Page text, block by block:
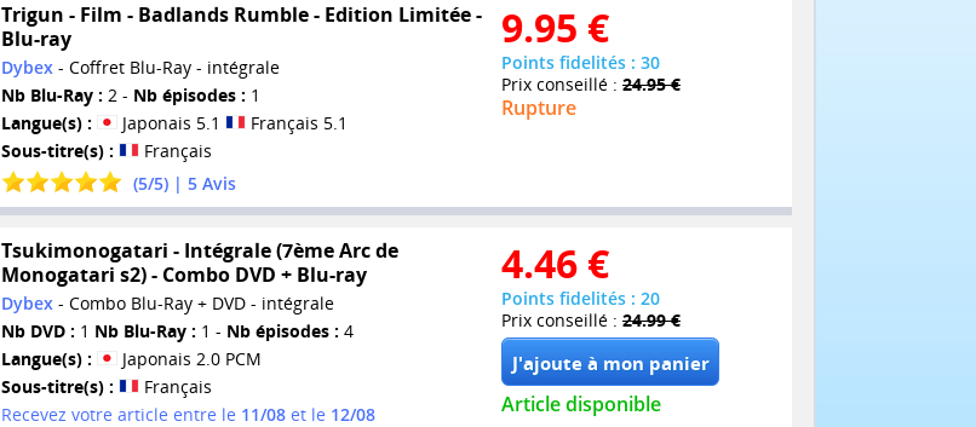
Trigun - Film - Badlands Rumble - Edition Limitée -
Blu-ray
Dybex- Coffret Blu-Ray - intégrale
Nb Blu-Ray : 2 - Nb épisodes : 1
Langue(s) :
Japonais 5.1
Français 5.1
Sous-titre(s) :
Français
(5/5) | 5Avis
9.95 €
Points fidelités : 30
Prix conseillé : 24.95 €
Rupture
Tsukimonogatari - Intégrale (7ème Arc de
Monogatari s2) - Combo DVD + Blu-ray
Dybex - Combo Blu-Ray + DVD - intégrale
Nb DVD : 1 Nb Blu-Ray : 1 - Nb épisodes : 4
Langue(s) :
Japonais 2.0 PCM
Sous-titre(s) :
Français
Recevez votre article entre le 11/08et le 12/08
4.46 €
Points fidelités : 20
Prix conseillé : 24.99 €
Article disponible